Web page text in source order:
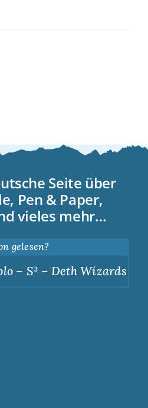
Seite über
Pen & Paper,
vieles mehr…
gelesen?
– S³ – Deth Wizards –